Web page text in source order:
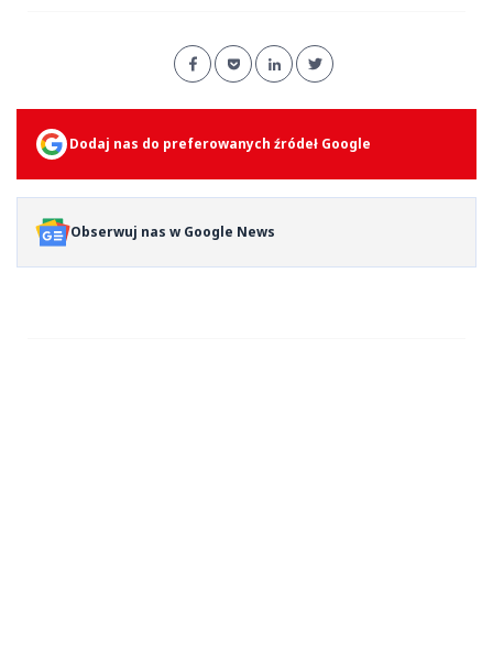
Dodaj nas do preferowanych źródeł Google
Obserwuj nas w Google News